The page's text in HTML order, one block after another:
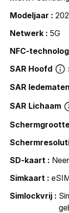
Modeljaar
Netwerk
5G
NFC-
SAR Hoofd
SAR ledematen
SAR Lichaam
SD-kaart
Simkaart
Simlockvrij